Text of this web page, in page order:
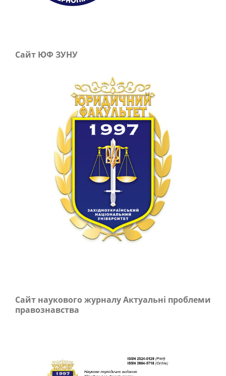
Сайт ЮФ ЗУНУ
Сайт наукового журналу Актуальні проблеми
правознавства